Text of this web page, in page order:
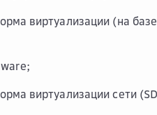
виртуализации (на
виртуализации сети